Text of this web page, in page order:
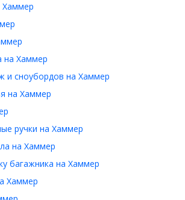
Хаммер
на Хаммер
и сноубордов на Хаммер
на Хаммер
ручки на Хаммер
на Хаммер
багажника на Хаммер
Хаммер